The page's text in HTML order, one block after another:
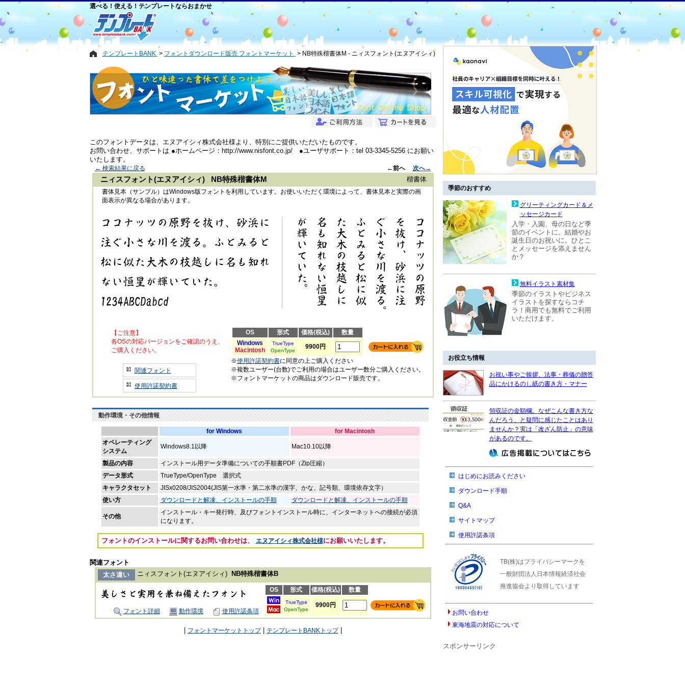
選べる！使える！テンプレートならおまかせ
テンプレートBANK フォントダウンロード販売 フォントマーケット NB特殊楷書体M - ニィスフォント(エヌアイシィ)
このフォントデータは、エヌアイシィ株式会社様より、特別にご提供いただいたものです。
お問い合わせ、サポートは ●ホームページ：http://www.nisfont.co.jp/ ●ユーザサポート：tel 03-3345-5256 にお願い
いたします。
← 検索結果に戻る ←前へ 次へ→
ニィスフォント(エヌアイシィ) NB特殊楷書体M 楷書体
書体見本（サンプル）はWindows版フォントを利用しています。お使いいただく環境によって、書体見本と実際の画
面表示が異なる場合があります。
【ご注意】
各OSの対応バージョンをご確認のうえ、
ご購入ください。
関連フォント
使用許諾契約書
OS 形式 価格(税込)
数量
Windows
Macintosh
TrueType
OpenType
9900円
※使用許諾契約書に同意の上ご購入ください
※複数ユーザー(台数)でご利用の場合はユーザー数分ご購入ください。
※フォントマーケットの商品はダウンロード販売です。
動作環境・その他情報
for Windows
for Macintosh
オペレーティング
システム
Windows8.1以降 Mac10.10以降
製品の内容
インストール用データ準備についての手順書PDF（Zip圧縮）
データ形式
TrueType/OpenType 選択式
キャラクタセット
JISx0208/JIS2004(JIS第一水準・第二水準の漢字、かな、記号類、環境依存文字）
使い方
ダウンロードと解凍、インストールの手順 ダウンロードと解凍、インストールの手順
その他
インストール・キー発行時、及びフォントインストール時に、インターネットへの接続が必須
になります。
フォントのインストールに関するお問い合わせは、 エヌアイシィ株式会社様にお願いいたします。
関連フォント
太さ違い
ニィスフォント(エヌアイシィ) NB特殊楷書体B
OS 形式 価格(税込) 数量
TrueType
OpenType
9900円
フォント詳細
動作環境 使用許諾条項
フォントマーケットトップ| テンプレートBANKトップ|
季節のおすすめ
グリーティングカード＆メ
ッセージカード
入学・入園、母の日など季
節のイベントに。結婚やお
誕生日のお祝いに。ひとこ
とメッセージを添えません
か？
無料イラスト素材集
季節のイラストやビジネス
イラストを探すならコチ
ラ！商用でも無料でご利用
いただけます。
お役立ち情報
お祝い事やご挨拶、法事・葬儀の贈答
品にかけるのし紙の書き方・マナー
領収証の金額欄。なぜこんな書き方な
んだろう、と疑問に感じたことはあり
ませんか？実は「改ざん防止」の意味
があるのです。
はじめにお読みください
ダウンロード手順
Q&A
サイトマップ
使用許諾条項
TB(株)はプライバシーマークを
一般財団法人日本情報経済社会
推進協会より取得しています
お問い合わせ
東海地震の対応について
スポンサーリンク